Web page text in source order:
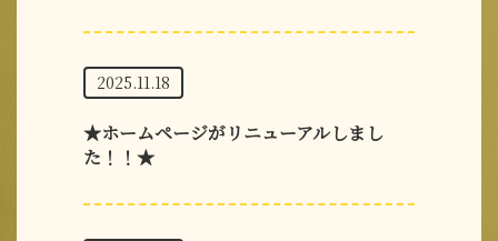
2025.11.18
★ホームページがリニューアルしまし
た！！★